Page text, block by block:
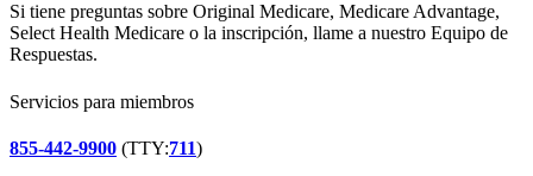
Si tiene preguntas sobre Original Medicare, Medicare Advantage,
Select Health Medicare o la inscripción, llame a nuestro Equipo de
Respuestas.
Servicios para miembros
855-442-9900 (TTY:711)